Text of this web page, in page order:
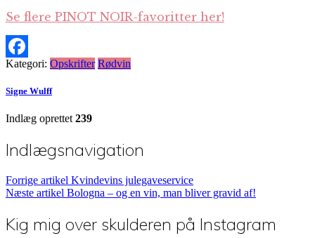
Se flere PINOT NOIR-favoritter her!
Facebook
Kategori: Opskrifter Rødvin
Signe Wulff
Indlæg oprettet 239
Indlægsnavigation
Forrige artikel Kvindevins julegaveservice
Næste artikel Bologna – og en vin, man bliver gravid af!
Kig mig over skulderen på Instagram